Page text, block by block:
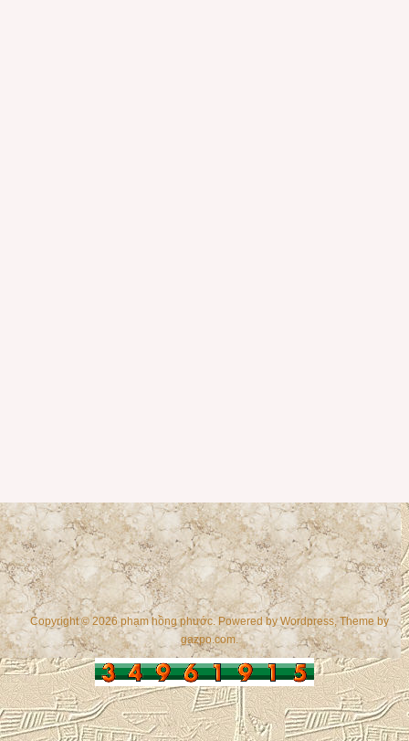
Copyright © 2026 phạm hồng phước. Powered byWordpress, Theme by
gazpo.com.